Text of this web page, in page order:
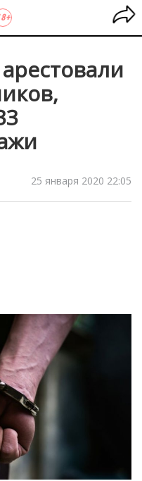
25 января 2020 22:05